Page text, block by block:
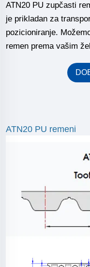
ATN20 PU zupčasti
je prikladan za
pozicioniranje.
remen prema vašim
ATN20 PU remeni